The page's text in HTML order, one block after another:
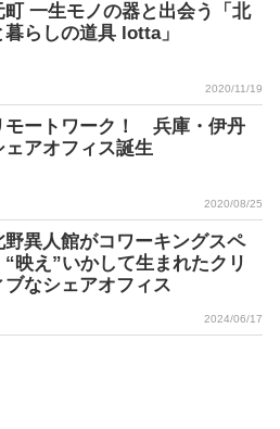
町 一生モノの器と出会う「北
暮らしの道具 lotta」
2020/11/19
モートワーク！ 兵庫・伊丹
ェアオフィス誕生
2020/08/25
野異人館がコワーキングスペ
映え”いかして生まれたクリ
ブなシェアオフィス
2024/06/17